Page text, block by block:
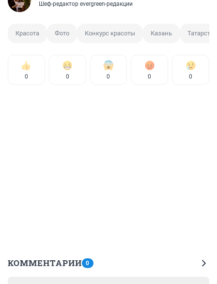
Шеф-редактор evergreen-редакции
Красота Фото Конкурс красоты Казань Татарстан
0 0 0 0 0
КОММЕНТАРИИ 0